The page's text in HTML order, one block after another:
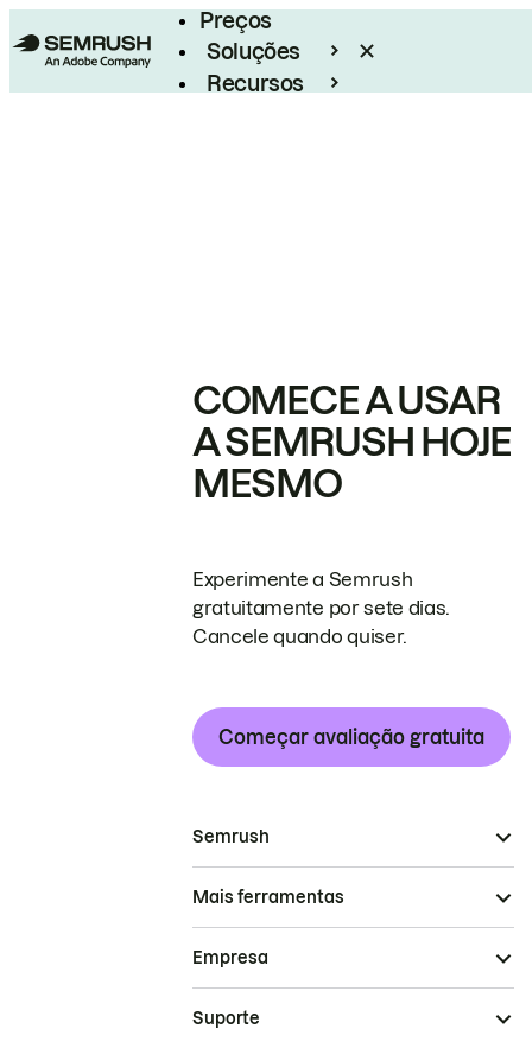
Preços
Soluções
Recursos
COMECE A USAR
A SEMRUSH HOJE
MESMO
Experimente a Semrush
gratuitamente por sete dias.
Cancele quando quiser.
Começar avaliação gratuita
Semrush
Mais ferramentas
Empresa
Suporte